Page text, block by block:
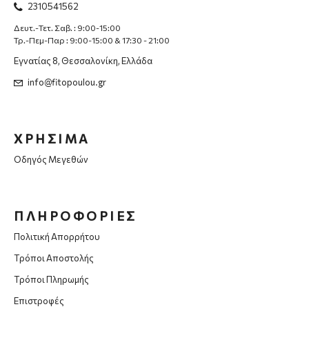
2310541562
Δευτ.-Τετ. Σαβ. : 9:00-15:00
Τρ.-Πεμ-Παρ : 9:00-15:00 & 17:30 - 21:00
Εγνατίας 8, Θεσσαλονίκη, Ελλάδα
info@fitopoulou.gr
ΧΡΗΣΙΜΑ
Οδηγός Μεγεθών
ΠΛΗΡΟΦΟΡΙΕΣ
Πολιτική Απορρήτου
Τρόποι Αποστολής
Τρόποι Πληρωμής
Επιστροφές